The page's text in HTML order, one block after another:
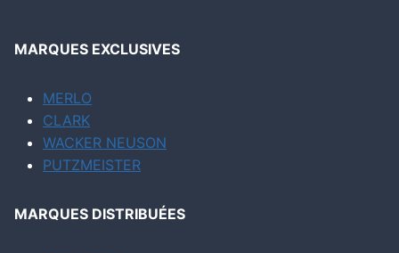
MARQUES EXCLUSIVES
MERLO
CLARK
WACKER NEUSON
PUTZMEISTER
MARQUES DISTRIBUÉES